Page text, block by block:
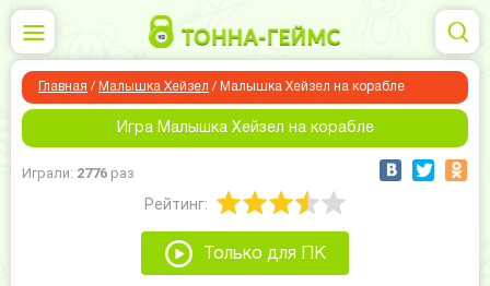
Главная / Малышка Хейзел / Малышка Хейзел на корабле
Игра Малышка Хейзел на корабле
Играли: 2776 раз
Рейтинг:
Только для ПК